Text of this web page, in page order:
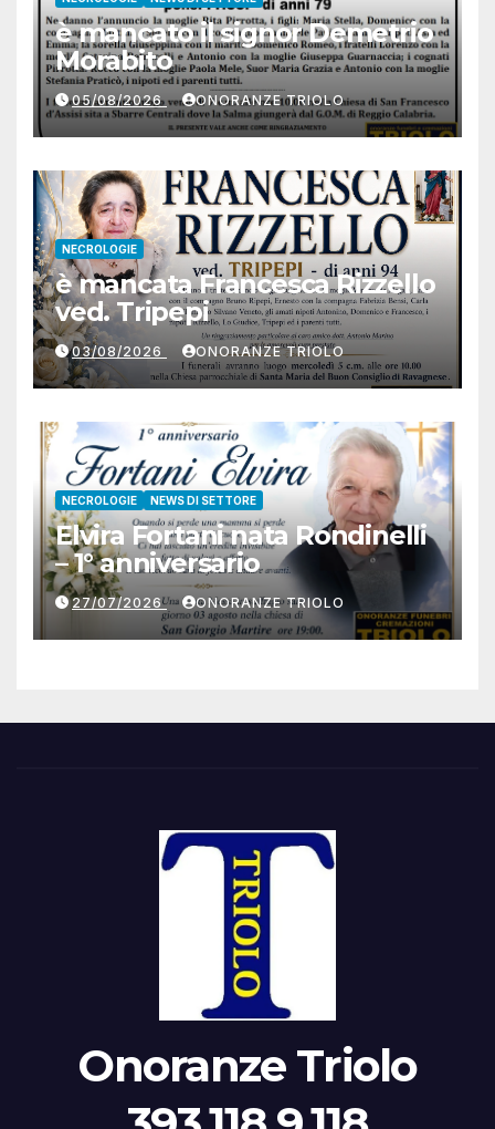
è mancato il signor Demetrio
Morabito
05/08/2026 ONORANZE TRIOLO
NECROLOGIE
è mancata Francesca Rizzello
ved. Tripepi
03/08/2026 ONORANZE TRIOLO
NECROLOGIE NEWS DI SETTORE
Elvira Fortani nata Rondinelli
– 1° anniversario
27/07/2026 ONORANZE TRIOLO
Onoranze Triolo